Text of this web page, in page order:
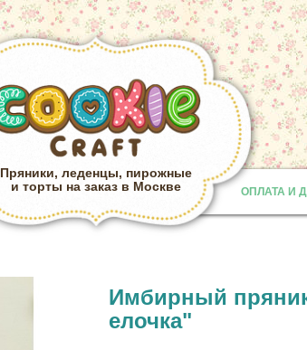
Пряники, леденцы, пирожные
и торты на заказ в Москве
ОПЛАТА И
Provided by
Имбирный
елочка"